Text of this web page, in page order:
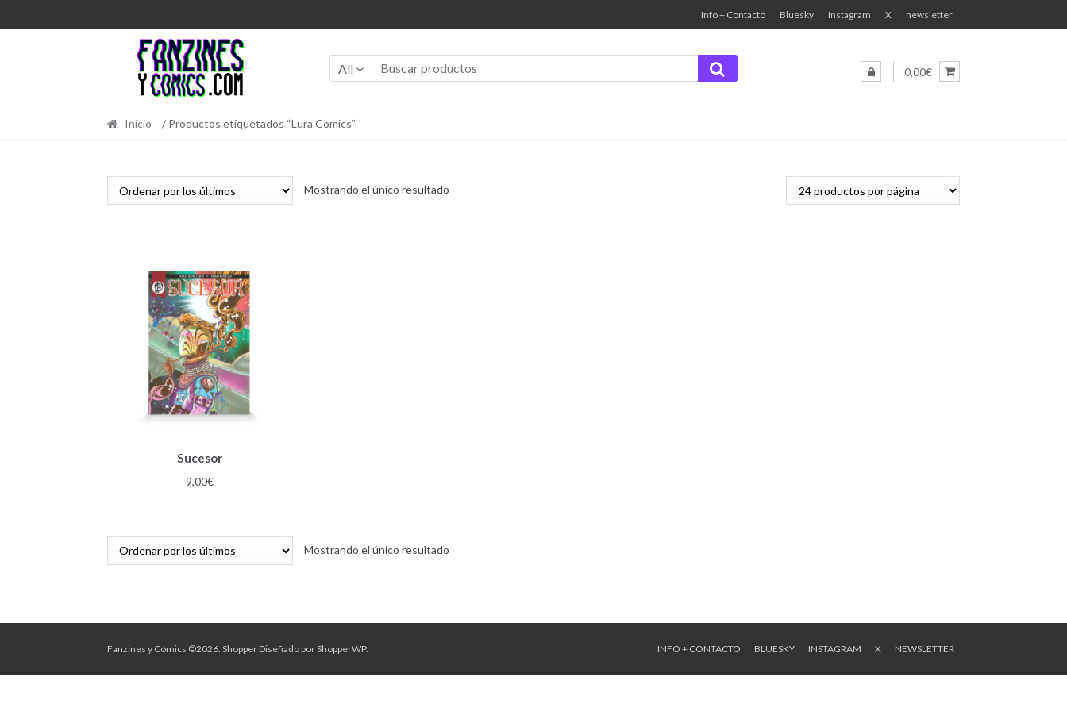
a
navegación
al
contenido
Info + Contacto Bluesky Instagram X newsletter
All 0,00€
Inicio / Productos etiquetados “Lura Comics”
Mostrando el único resultado
Sucesor
9,00€
Mostrando el único resultado
Fanzines y Cómics ©2026. ShopperDiseñado porShopperWP. INFO + CONTACTO BLUESKY INSTAGRAM X NEWSLETTER